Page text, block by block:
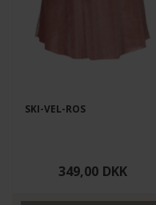
SKI-VEL-ROS
349,00 DKK